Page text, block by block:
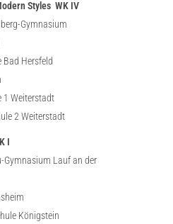
Styles WK IV
Gymnasium
Bad Hersfeld
1 Weiterstadt
2 Weiterstadt
I
Gymnasium Lauf an der
Königstein